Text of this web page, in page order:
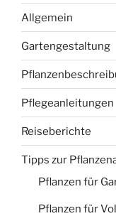
Allgemein
Gartengestaltung
Pflegeanleitungen
Reiseberichte
Tipps zur
Pflanzen für
Pflanzen für